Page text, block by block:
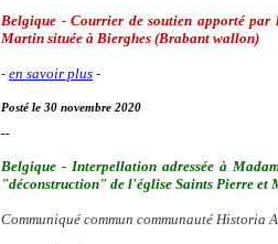
Belgique - Courrier de soutien apporté
Martin située à Bierghes (Brabant wallon)
- en savoir plus -
Posté le 30 novembre 2020
--
Belgique - Interpellation adressée à
"déconstruction" de l'église Saints Pierre et
Communiqué commun communauté Historia